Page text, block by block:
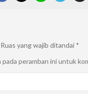
Ruas yang wajib ditandai *
pada peramban ini untuk